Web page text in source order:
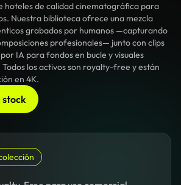
hoteles de calidad cinematográfica para
Nuestra biblioteca ofrece una mezcla
grabados por humanos —capturando
profesionales— junto con clips
IA para fondos en bucle y visuales
los activos son royalty-free y están
en 4K.
stock